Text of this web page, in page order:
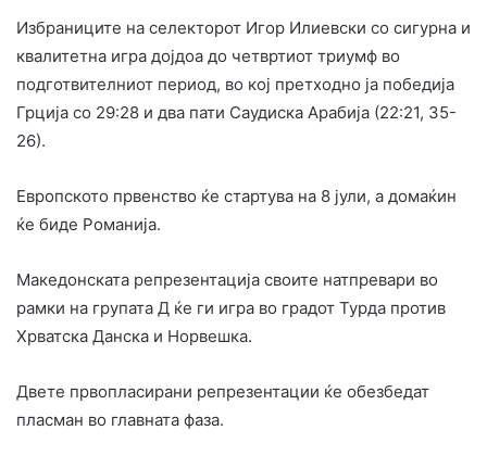
Избраниците на селекторот Игор Илиевски со сигурна и
квалитетна игра дојдоа до четвртиот триумф во
подготвителниот период, во кој претходно ја победија
Грција со 29:28 и два пати Саудиска Арабија (22:21, 35-
26).
Европското првенство ќе стартува на 8 јули, а домаќин
ќе биде Романија.
Македонската репрезентација своите натпревари во
рамки на групата Д ќе ги игра во градот Турда против
Хрватска Данска и Норвешка.
Двете првопласирани репрезентации ќе обезбедат
пласман во главната фаза.